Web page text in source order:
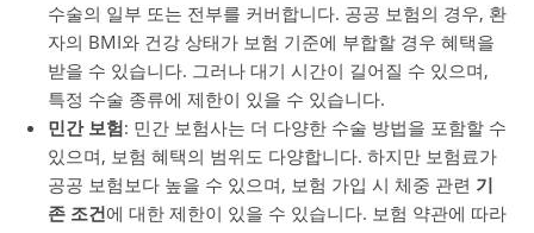
수술의 일부 또는 전부를 커버합니다. 공공 보험의 경우, 환
자의 BMI와 건강 상태가 보험 기준에 부합할 경우 혜택을
받을 수 있습니다. 그러나 대기 시간이 길어질 수 있으며,
특정 수술 종류에 제한이 있을 수 있습니다.
민간 보험: 민간 보험사는 더 다양한 수술 방법을 포함할 수
있으며, 보험 혜택의 범위도 다양합니다. 하지만 보험료가
공공 보험보다 높을 수 있으며, 보험 가입 시 체중 관련 기
존 조건에 대한 제한이 있을 수 있습니다. 보험 약관에 따라